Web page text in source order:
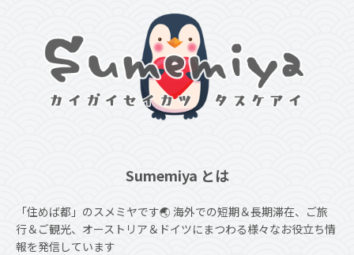
Sumemiya とは
「住めば都」のスメミヤです🌏 海外での短期＆長期滞在、ご旅
行＆ご観光、オーストリア＆ドイツにまつわる様々なお役立ち情
報を発信しています